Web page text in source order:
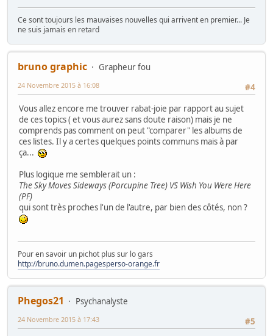
Ce sont toujours les mauvaises nouvelles qui arrivent en premier... Je
ne suis jamais en retard
bruno graphic
Grapheur fou
#4
24 Novembre 2015 à 16:08
Vous allez encore me trouver rabat-joie par rapport au sujet
de ces topics ( et vous aurez sans doute raison) mais je ne
comprends pas comment on peut "comparer" les albums de
ces listes. Il y a certes quelques points communs mais à par
ça...
Plus logique me semblerait un :
The Sky Moves Sideways (Porcupine Tree) VS Wish You Were Here
(PF)
qui sont très proches l'un de l'autre, par bien des côtés, non ?
Pour en savoir un pichot plus sur lo gars
http://bruno.dumen.pagesperso-orange.fr
Phegos21
Psychanalyste
#5
24 Novembre 2015 à 17:43